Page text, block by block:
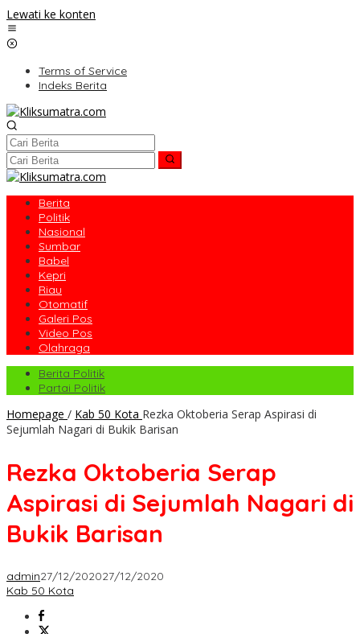
Lewati ke konten
Terms of Service
Indeks Berita
Berita
Politik
Nasional
Sumbar
Babel
Kepri
Riau
Otomatif
Galeri Pos
Video Pos
Olahraga
Berita Politik
Partai Politik
Homepage / Kab 50 Kota Rezka Oktoberia Serap Aspirasi di
Sejumlah Nagari di Bukik Barisan
Rezka Oktoberia Serap
Aspirasi di Sejumlah Nagari di
Bukik Barisan
admin27/12/202027/12/2020
Kab 50 Kota